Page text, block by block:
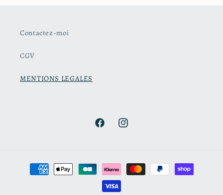
Contactez-moi
CGV
MENTIONS LEGALES
FacebookInstagram
Moyens